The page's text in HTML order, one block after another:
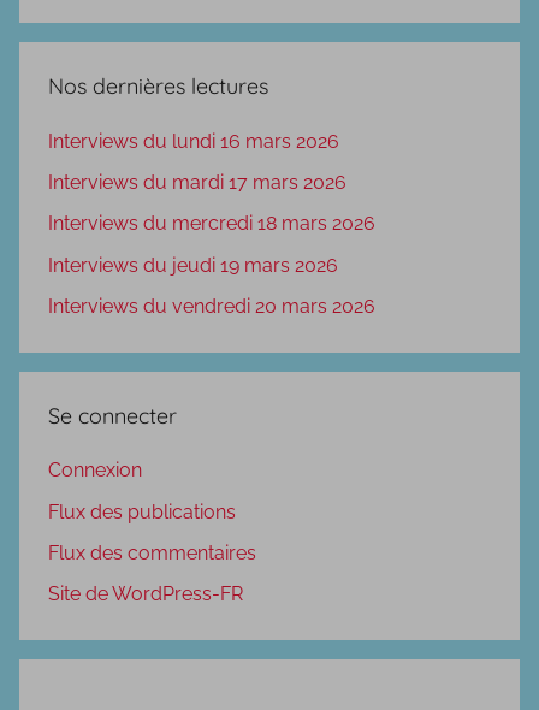
Nos dernières lectures
Interviews du lundi 16 mars 2026
Interviews du mardi 17 mars 2026
Interviews du mercredi 18 mars 2026
Interviews du jeudi 19 mars 2026
Interviews du vendredi 20 mars 2026
Se connecter
Connexion
Flux des publications
Flux des commentaires
Site de WordPress-FR